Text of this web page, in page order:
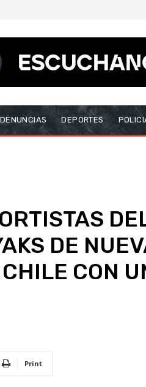
DENUNCIAS DEPORTES
DE
CON
Print